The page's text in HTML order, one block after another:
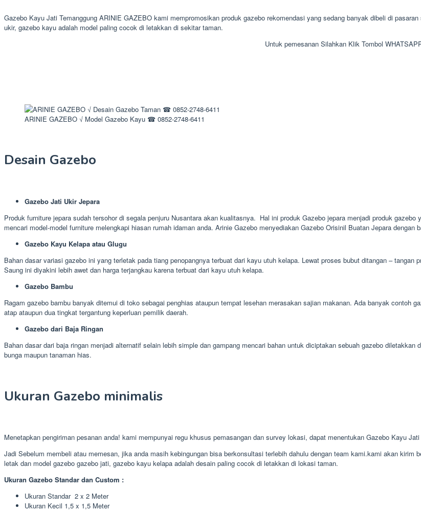
Gazebo Kayu Jati Temanggung ARINIE GAZEBO kami mempromosikan produk gazebo rekomendasi yang sedang banyak dibeli di
ukir, gazebo kayu adalah model paling cocok di letakkan di sekitar taman.
Untuk pemesanan Silahkan Klik Tombol
ARINIE GAZEBO √ Model Gazebo Kayu ☎ 0852-2748-6411
Desain Gazebo
Gazebo Jati Ukir Jepara
Produk furniture jepara sudah tersohor di segala penjuru Nusantara akan kualitasnya. Hal ini produk Gazebo jepara menjadi produk
mencari model-model furniture melengkapi hiasan rumah idaman anda. Arinie Gazebo menyediakan Gazebo Orisinil Buatan Jepara dengan
Gazebo Kayu Kelapa atau Glugu
Bahan dasar variasi gazebo ini yang terletak pada tiang penopangnya terbuat dari kayu utuh kelapa. Lewat proses bubut ditangan –
Saung ini diyakini lebih awet dan harga terjangkau karena terbuat dari kayu utuh kelapa.
Gazebo Bambu
Ragam gazebo bambu banyak ditemui di toko sebagai penghias ataupun tempat lesehan merasakan sajian makanan. Ada banyak contoh
atap ataupun dua tingkat tergantung keperluan pemilik daerah.
Gazebo dari Baja Ringan
Bahan dasar dari baja ringan menjadi alternatif selain lebih simple dan gampang mencari bahan untuk diciptakan sebuah gazebo
bunga maupun tanaman hias.
Ukuran Gazebo minimalis
Menetapkan pengiriman pesanan anda! kami mempunyai regu khusus pemasangan dan survey lokasi, dapat menentukan Gazebo Kayu
Jadi Sebelum membeli atau memesan, jika anda masih kebingungan bisa berkonsultasi terlebih dahulu dengan team kami.kami akan
letak dan model gazebo gazebo jati, gazebo kayu kelapa adalah desain paling cocok di letakkan di lokasi taman.
Ukuran Gazebo Standar dan Custom :
Ukuran Standar 2 x 2 Meter
Ukuran Kecil 1,5 x 1,5 Meter